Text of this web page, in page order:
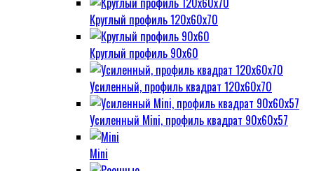
Круглый профиль 120х60х70
Круглый профиль 90х60
Усиленный, профиль квадрат 120х60х70
Усиленный Mini, профиль квадрат 90х60х57
Mini